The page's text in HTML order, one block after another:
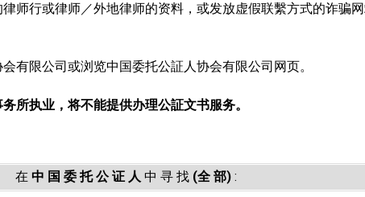
师行或律师／外地律师的资料，或发放虚假联繫方式的诈骗
有限公司或浏览中国委托公証人协会有限公司网页。
所执业，将不能提供办理公証文书服务。
在 中 国 委 托 公 证 人 中 寻 找 (全 部):